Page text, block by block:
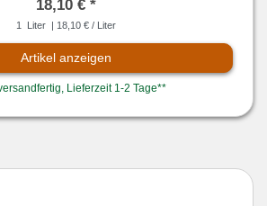
18,10 € *
1 Liter | 18,10 € / Liter
Artikel anzeigen
Lieferzeit 1-2 Tage**